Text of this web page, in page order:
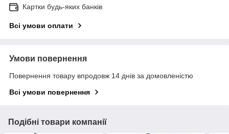
Картки будь-яких банків
Всі умови оплати
Умови повернення
Повернення товару впродовж 14 днів за домовленістю
Всі умови повернення
Подібні товари компанії